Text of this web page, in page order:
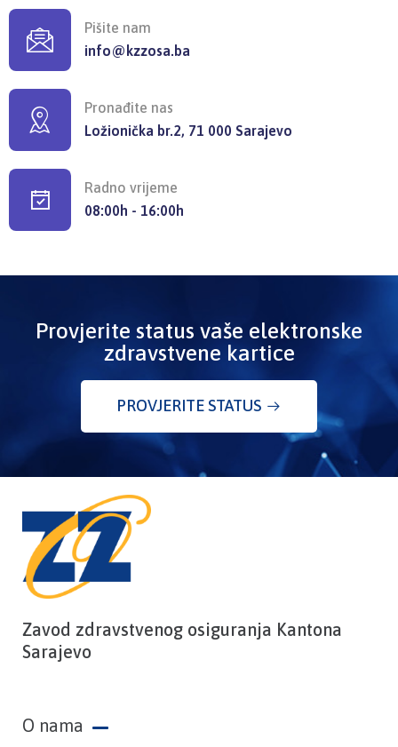
Pišite nam
info@kzzosa.ba
Pronađite nas
Ložionička br.2, 71 000 Sarajevo
Radno vrijeme
08:00h - 16:00h
Provjerite status vaše elektronske
zdravstvene kartice
PROVJERITE STATUS
Zavod zdravstvenog osiguranja Kantona
Sarajevo
O nama